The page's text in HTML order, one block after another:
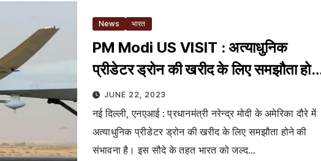
News भारत
PM Modi US VISIT : अत्याधुनिक
प्रीडेटर ड्रोन की खरीद के लिए समझौता होने
की संभावना
JUNE 22, 2023
नई दिल्ली, एनएआई : प्रधानमंत्री नरेन्द्र मोदी के अमेरिका दौरे में
अत्याधुनिक प्रीडेटर ड्रोन की खरीद के लिए समझौता होने की
संभावना है। इस सौदे के तहत भारत को जल्द…